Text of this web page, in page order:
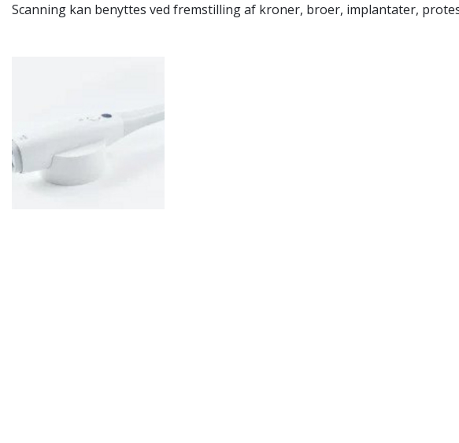
Scanning kan benyttes ved fremstilling af kroner, broer, implantater,